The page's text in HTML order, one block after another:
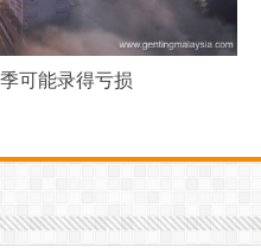
可能录得亏损